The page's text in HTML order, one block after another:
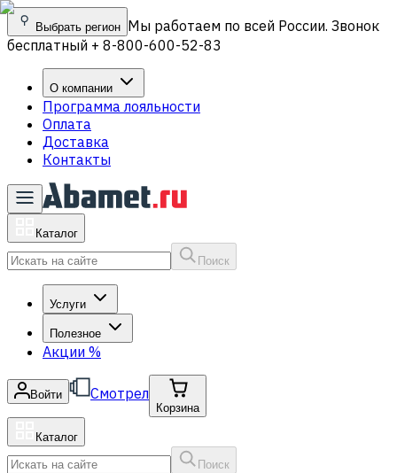
Выбрать регион Мы работаем по всей России. Звонок
бесплатный + 8-800-600-52-83
О компании
Программа лояльности
Оплата
Доставка
Контакты
Каталог
Поиск
Услуги
Полезное
Акции %
Войти Смотрел
Корзина
Каталог
Поиск